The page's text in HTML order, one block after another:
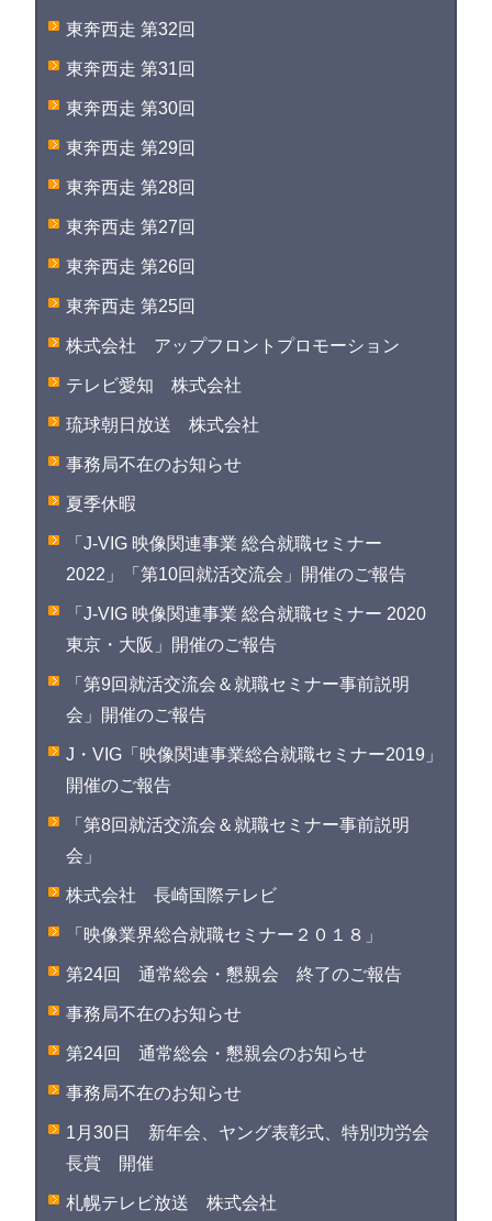
東奔西走 第32回
東奔西走 第31回
東奔西走 第30回
東奔西走 第29回
東奔西走 第28回
東奔西走 第27回
東奔西走 第26回
東奔西走 第25回
株式会社 アップフロントプロモーション
テレビ愛知 株式会社
琉球朝日放送 株式会社
事務局不在のお知らせ
夏季休暇
「J-VIG 映像関連事業 総合就職セミナー
2022」「第10回就活交流会」開催のご報告
「J-VIG 映像関連事業 総合就職セミナー 2020
東京・大阪」開催のご報告
「第9回就活交流会＆就職セミナー事前説明
会」開催のご報告
J・VIG「映像関連事業総合就職セミナー2019」
開催のご報告
「第8回就活交流会＆就職セミナー事前説明
会」
株式会社 長崎国際テレビ
「映像業界総合就職セミナー２０１８」
第24回 通常総会・懇親会 終了のご報告
事務局不在のお知らせ
第24回 通常総会・懇親会のお知らせ
事務局不在のお知らせ
1月30日 新年会、ヤング表彰式、特別功労会
長賞 開催
札幌テレビ放送 株式会社